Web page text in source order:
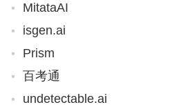
MitataAI
isgen.ai
Prism
百考通
undetectable.ai